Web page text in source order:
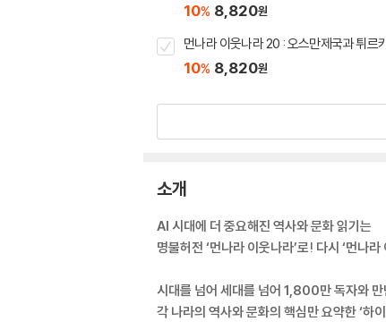
10% 8,820원
먼나라 이웃나라 20 : 오스만제국과 튀르
10% 8,820원
소개
AI 시대에 더 중요해진 역사와 문화 읽기는
명불허전 ‘먼나라 이웃나라’로! 다시 ‘먼나라
시대를 넘어 세대를 넘어 1,800만 독자와 만
각 나라의 역사와 문화의 핵심만 요약한 ‘하